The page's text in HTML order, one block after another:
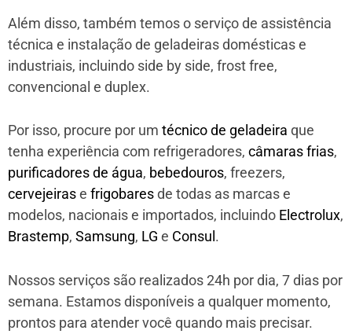
Além disso, também temos o serviço de assistência
técnica e instalação de geladeiras domésticas e
industriais, incluindo side by side, frost free,
convencional e duplex.
Por isso, procure por um técnico de geladeira que
tenha experiência com refrigeradores, câmaras frias,
purificadores de água, bebedouros, freezers,
cervejeirase frigobaresde todas as marcas e
modelos, nacionais e importados, incluindo Electrolux,
Brastemp, Samsung, LG e Consul .
Nossos serviços são realizados 24h por dia, 7 dias por
semana. Estamos disponíveis a qualquer momento,
prontos para atender você quando mais precisar.